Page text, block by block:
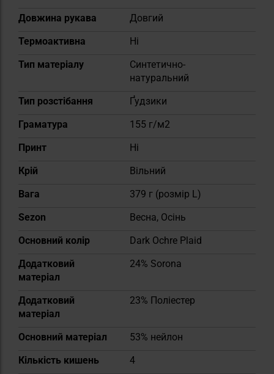
Довжина рукава
Довгий
Термоактивна
Ні
Тип матеріалу
Синтетично-
натуральний
Тип розстібання
Ґудзики
Граматура
155 г/м2
Принт
Ні
Крій
Вільний
Вага
379 г (розмір L)
Sezon
Весна, Осінь
Основний колір
Dark Ochre Plaid
Додатковий
матеріал
24% Sorona
Додатковий
матеріал
23% Поліестер
Основний матеріал
53% нейлон
Кількість кишень
4